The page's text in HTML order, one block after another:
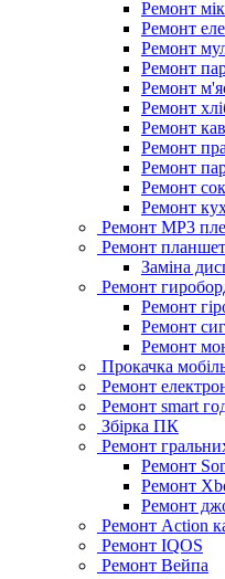
Ремонт
Ремонт
Ремонт
Ремонт
Ремонт
Ремонт
Ремонт
Ремонт
Ремонт
Ремонт
Ремонт
Ремонт MP3
Ремонт
Заміна
Ремонт
Ремонт
Ремонт
Ремонт
Прокачка
Ремонт
Ремонт smart
Збірка ПК
Ремонт
Ремонт
Ремонт
Ремонт
Ремонт Action
Ремонт IQOS
Ремонт Вейпа